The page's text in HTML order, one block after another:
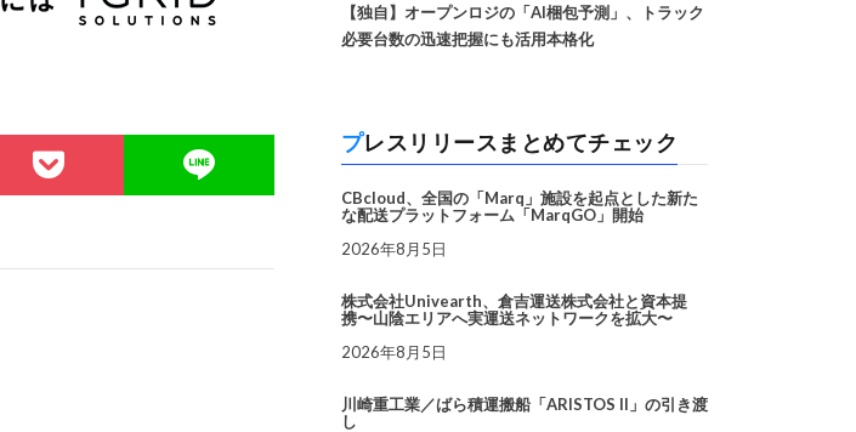
【独自】オープンロジの「AI梱包予測」、トラック
必要台数の迅速把握にも活用本格化
プレスリリースまとめてチェック
CBcloud、全国の「Marq」施設を起点とした新た
な配送プラットフォーム「MarqGO」開始
2026年8月5日
株式会社Univearth、倉吉運送株式会社と資本提
携〜山陰エリアへ実運送ネットワークを拡大〜
2026年8月5日
川崎重工業／ばら積運搬船「ARISTOS II」の引き渡
し